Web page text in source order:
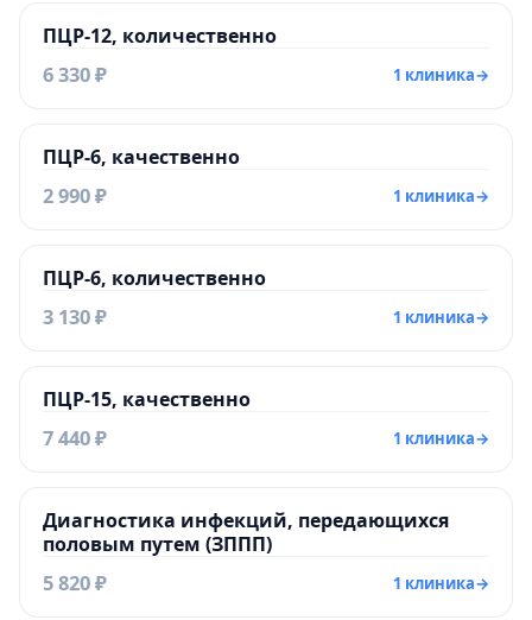
ПЦР-12, количественно
6 330 ₽ 1 клиника→
ПЦР-6, качественно
2 990 ₽ 1 клиника→
ПЦР-6, количественно
3 130 ₽ 1 клиника→
ПЦР-15, качественно
7 440 ₽ 1 клиника→
Диагностика инфекций, передающихся
половым путем (ЗППП)
5 820 ₽ 1 клиника→